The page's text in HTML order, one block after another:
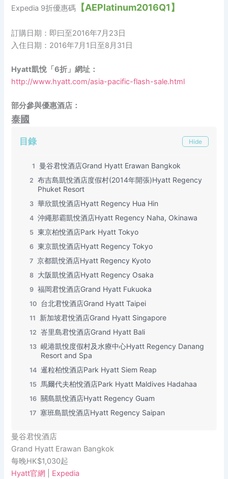
Expedia 9折優惠碼 【AEPlatinum2016Q1】
訂購日期：即曰至2016年7月23日
入住日期：2016年7月1日至8月31日
Hyatt凱悅「6折」網址：
http://www.hyatt.com/asia-pacific-flash-sale.html
部分參與優惠酒店：
泰國
目錄 Hide
1 曼谷君悅酒店Grand Hyatt Erawan Bangkok
2
布吉島凱悅酒店度假村(2014年開張)Hyatt Regency
Phuket Resort
3 華欣凱悅酒店Hyatt Regency Hua Hin
4 沖繩那霸凱悅酒店Hyatt Regency Naha, Okinawa
5 東京柏悅酒店Park Hyatt Tokyo
6 東京凱悅酒店Hyatt Regency Tokyo
7 京都凱悅酒店Hyatt Regency Kyoto
8 大阪凱悅酒店Hyatt Regency Osaka
9 福岡君悅酒店Grand Hyatt Fukuoka
10 台北君悅酒店Grand Hyatt Taipei
11 新加坡君悅酒店Grand Hyatt Singapore
12 峇里島君悅酒店Grand Hyatt Bali
13 峴港凱悅度假村及水療中心Hyatt Regency Danang
Resort and Spa
14 暹粒柏悅酒店Park Hyatt Siem Reap
15 馬爾代夫柏悅酒店Park Hyatt Maldives Hadahaa
16 關島凱悅酒店Hyatt Regency Guam
17 塞班島凱悅酒店Hyatt Regency Saipan
曼谷君悅酒店
Grand Hyatt Erawan Bangkok
每晚HK$1,030起
Hyatt官網
Expedia